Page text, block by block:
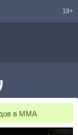
18+
в MMA